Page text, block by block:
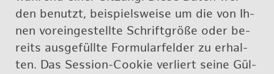
den be­nutzt, bei­spiels­wei­se um die von Ih­
nen vor­ein­ge­stell­te Schrift­grö­ße oder be­
reits aus­ge­füll­te For­mu­lar­fel­der zu er­hal­
ten. Das Ses­si­on-Coo­kie ver­liert sei­ne Gül­